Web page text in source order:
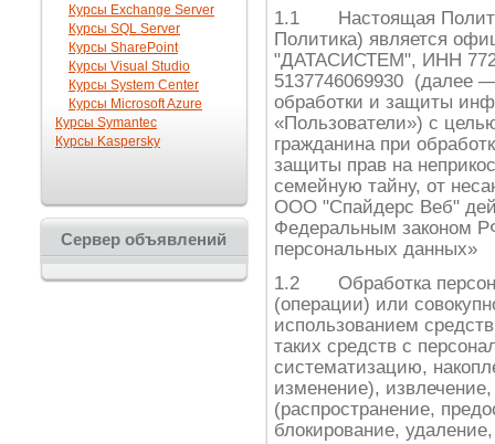
Курсы Exchange Server
Курсы SQL Server
Курсы SharePoint
Курсы Visual Studio
Курсы System Center
Курсы Microsoft Azure
Курсы Symantec
Курсы Kaspersky
Сервер объявлений
1.1 Настоящая
Политика) является
"ДАТАСИСТЕМ", ИНН
5137746069930 (далее
обработки и защиты
«Пользователи») с
гражданина при
защиты прав на
семейную тайну, от
ООО "Спайдерс Веб"
Федеральным законом
персональных данных»
1.2 Обработка
(операции) или
использованием
таких средств с
систематизацию,
изменение),
(распространение,
блокирование,